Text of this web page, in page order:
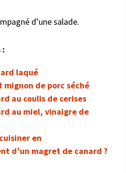
d’une salade.
:
laqué
de porc séché
au coulis de cerises
au miel, vinaigre de
en
d’un magret de canard ?